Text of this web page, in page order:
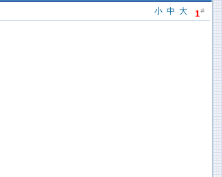
1#
大
中
小